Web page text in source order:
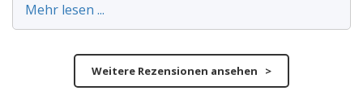
Mehr lesen ...
Weitere Rezensionen ansehen >